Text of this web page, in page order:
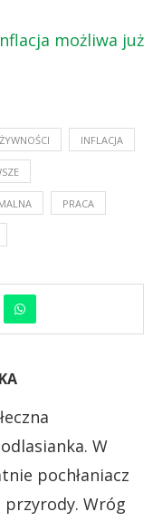
możliwa już
INFLACJA
PRACA
W
pochłaniacz
przyrody. Wróg